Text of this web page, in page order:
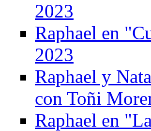
2023
Raphael en
2023
Raphael y
con Toñi
Raphael en